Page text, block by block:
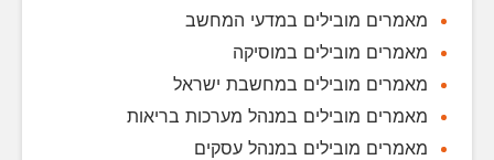
מאמרים מובילים במדעי המחשב
מאמרים מובילים במוסיקה
מאמרים מובילים במחשבת ישראל
מאמרים מובילים במנהל מערכות בריאות
מאמרים מובילים במנהל עסקים